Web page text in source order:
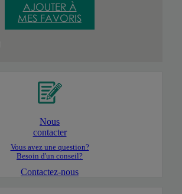
AJOUTER À
MES FAVORIS
Nous
contacter
Vous avez une question?
Besoin d'un conseil?
Contactez-nous